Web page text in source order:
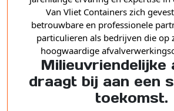
Van Vliet Containers zich
betrouwbare en professionele
particulieren als bedrijven die op
hoogwaardige
Milieuvriendelijke
draagt bij aan een
toekomst.